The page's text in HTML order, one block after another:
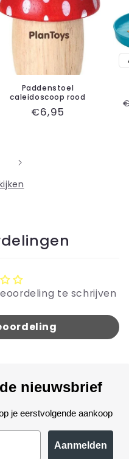
Paddenstoel
caleidoscoop rood
Normale
€6,95
te schrijven
nieuwsbrief
je eerstvolgende aankoop
Aanmelden